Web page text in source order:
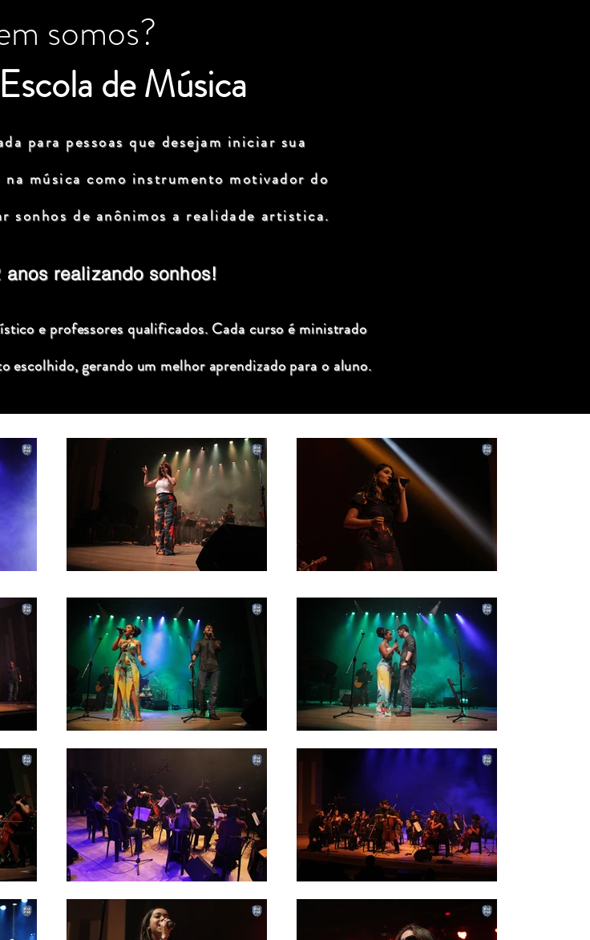
somos?
de Música
para pessoas que desejam iniciar sua
música como instrumento motivador do
sonhos de anônimos a realidade artistica.
anos realizando sonhos!
e professores qualificados. Cada curso é ministrado
escolhido, gerando um melhor aprendizado para o aluno.